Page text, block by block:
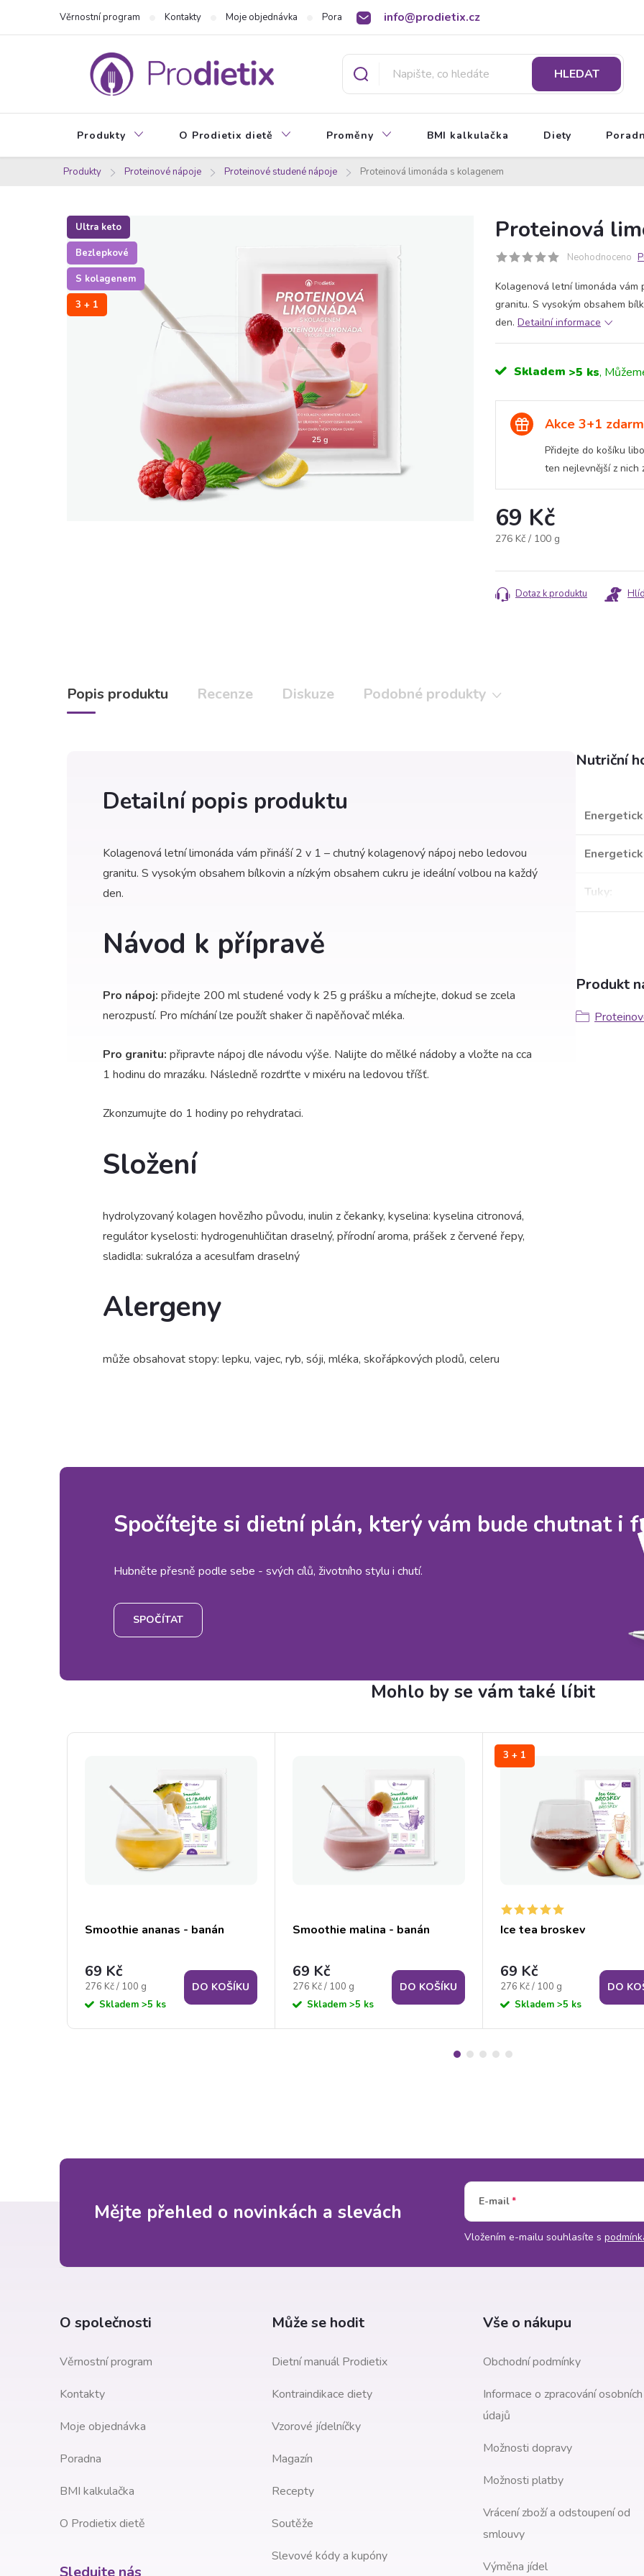
info@prodietix.cz
Věrnostní program Kontakty Moje objednávka Poradna BMI kalkulačka O Prodietix dietě
HLEDAT
Produkty O Prodietix dietě Proměny BMI kalkulačka Diety
Produkty Proteinové nápoje Proteinové studené nápoje Proteinová limonáda s kolagenem
Ultra keto
Bezlepkové
S kolagenem
3 + 1
Proteinová
Neohodnoceno
Kolagenová letní limonáda vám
granitu. S vysokým obsahem
den. Detailní informace
Skladem >5 ks
Akce 3+1
Přidejte do košíku
ten nejlevnější z nich
69 Kč
Měrná
276 Kč / 100 g
Dotaz k produktu
Popis produktu Recenze Diskuze Podobné produkty
Detailní popis produktu
Kolagenová letní limonáda vám přináší 2 v 1 – chutný kolagenový nápoj nebo ledovou
granitu. S vysokým obsahem bílkovin a nízkým obsahem cukru je ideální volbou na každý
den.
Návod k přípravě
Pro nápoj: přidejte 200 ml studené vody k 25 g prášku a míchejte, dokud se zcela
nerozpustí. Pro míchání lze použít shaker či napěňovač mléka.
Pro granitu: připravte nápoj dle návodu výše. Nalijte do mělké nádoby a vložte na cca
1 hodinu do mrazáku. Následně rozdrťte v mixéru na ledovou tříšť.
Zkonzumujte do 1 hodiny po rehydrataci.
Složení
hydrolyzovaný kolagen hovězího původu, inulin z čekanky, kyselina: kyselina citronová,
regulátor kyselosti: hydrogenuhličitan draselný, přírodní aroma, prášek z červené řepy,
sladidla: sukralóza a acesulfam draselný
Alergeny
může obsahovat stopy: lepku, vajec, ryb, sóji, mléka, skořápkových plodů, celeru
Nutriční
Tuky
Produkt
Spočítejte si dietní plán, který vám bude chutnat i
Hubněte přesně podle sebe - svých cílů, životního stylu i chutí.
SPOČÍTAT
Smoothie ananas - banán
69 Kč
Měrná
cena:
276 Kč / 100 g
Skladem >5 ks
DO KOŠÍKU
Smoothie malina - banán
69 Kč
Měrná
cena:
276 Kč / 100 g
Skladem >5 ks
DO KOŠÍKU
3 + 1
Ice tea broskev
69 Kč
Měrná
cena:
276 Kč / 100 g
Skladem >5 ks
DO
Mějte přehled o novinkách a slevách E-mail
Vložením e-mailu souhlasíte s
O společnosti
Věrnostní program
Kontakty
Moje objednávka
Poradna
BMI kalkulačka
O Prodietix dietě
Sledujte nás
Může se hodit
Dietní manuál Prodietix
Kontraindikace diety
Vzorové jídelníčky
Magazín
Recepty
Soutěže
Slevové kódy a kupóny
Vše o nákupu
Obchodní podmínky
Informace o zpracování osobních
údajů
Možnosti dopravy
Možnosti platby
Vrácení zboží a odstoupení od
smlouvy
Výměna jídel